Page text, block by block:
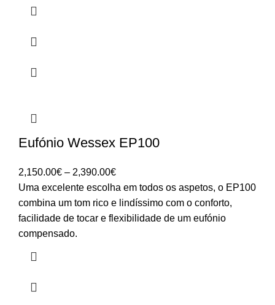
Eufónio Wessex EP100
2,150.00€ – 2,390.00€Price
range:
2,150.00€
through
Uma excelente escolha em todos os aspetos, o EP100
combina um tom rico e lindíssimo com o conforto,
facilidade de tocar e flexibilidade de um eufónio
compensado.